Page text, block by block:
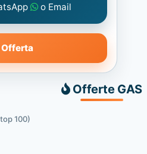
o Email
Offerte GAS
100)